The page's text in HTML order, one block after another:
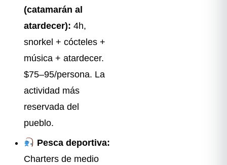
(catamarán al
atardecer): 4h,
snorkel + cócteles +
música + atardecer.
$75–95/persona. La
actividad más
reservada del
pueblo.
Pesca deportiva:
Charters de medio